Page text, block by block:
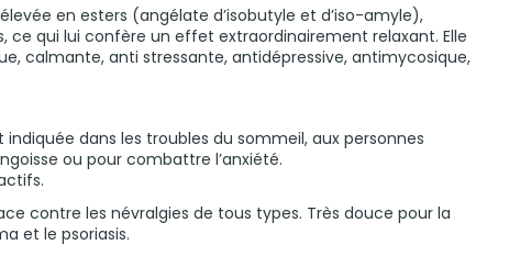
en esters (angélate d’isobutyle et d’iso-amyle),
ce qui lui confère un effet extraordinairement relaxant. Elle
calmante, anti stressante, antidépressive, antimycosique,
dans les troubles du sommeil, aux personnes
ou pour combattre l’anxiété.
contre les névralgies de tous types. Très douce pour la
et le psoriasis.